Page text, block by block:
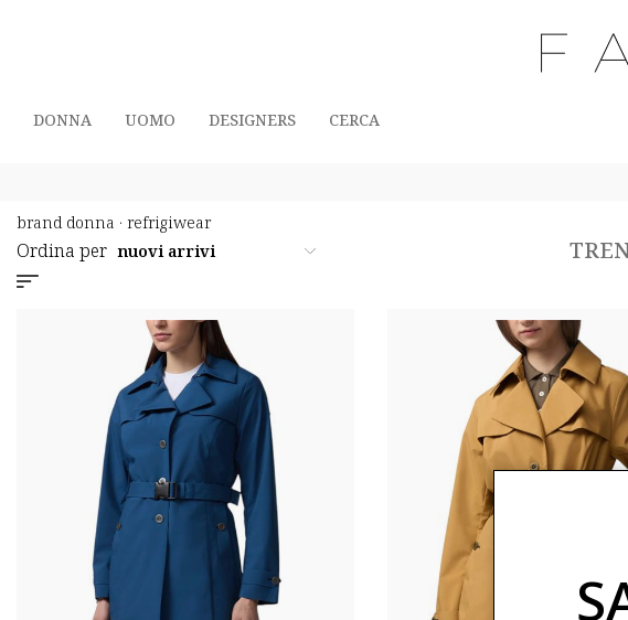
DONNA UOMO DESIGNERS CERCA
brand donna · refrigiwear
Ordina per